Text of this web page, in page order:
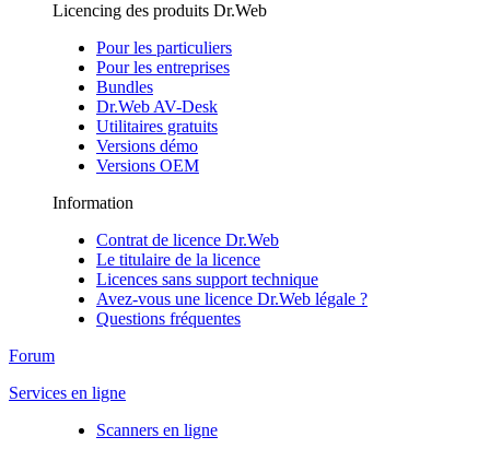
Licencing des produits Dr.Web
Pour les particuliers
Pour les entreprises
Bundles
Dr.Web AV-Desk
Utilitaires gratuits
Versions démo
Versions OEM
Information
Contrat de licence Dr.Web
Le titulaire de la licence
Licences sans support technique
Avez-vous une licence Dr.Web légale ?
Questions fréquentes
Forum
Services en ligne
Scanners en ligne